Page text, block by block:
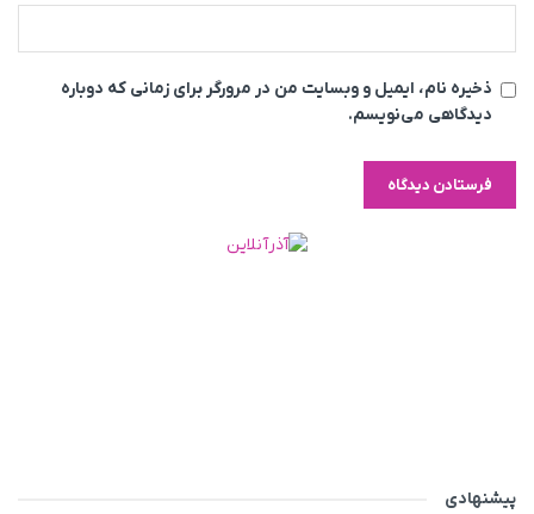
ذخیره نام، ایمیل و وبسایت من در مرورگر برای زمانی که دوباره
دیدگاهی می‌نویسم.
پیشنهادی